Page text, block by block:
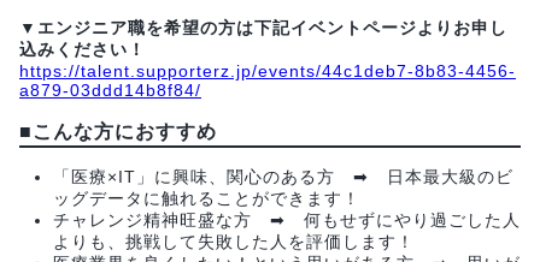
▼エンジニア職を希望の方は下記イベントページよりお申し
込みください！
https://talent.supporterz.jp/events/44c1deb7-8b83-4456-
a879-03ddd14b8f84/
■こんな方におすすめ
「医療×IT」に興味、関心のある方 ➡ 日本最大級のビ
ッグデータに触れることができます！
チャレンジ精神旺盛な方 ➡ 何もせずにやり過ごした人
よりも、挑戦して失敗した人を評価します！